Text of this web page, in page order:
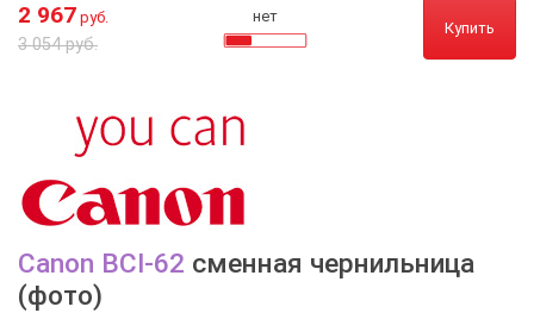
2 967 руб.
3 054 руб.
нет
Купить
Canon BCI-62 сменная чернильница
(фото)